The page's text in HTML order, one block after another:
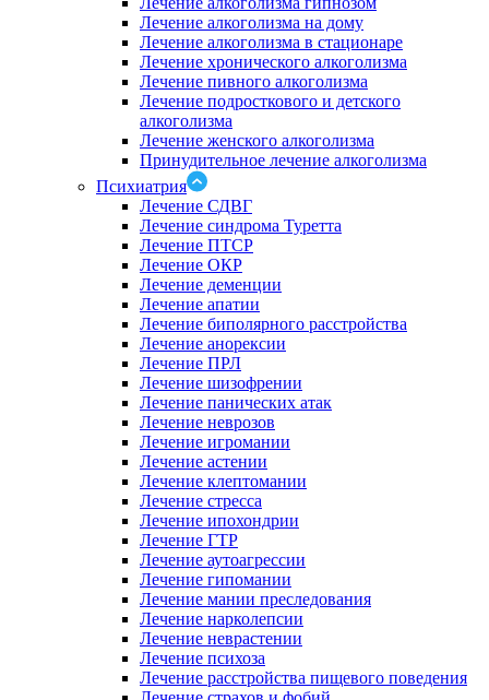
Лечение алкоголизма на дому
Лечение алкоголизма в стационаре
Лечение хронического алкоголизма
Лечение пивного алкоголизма
Лечение подросткового и детского
алкоголизма
Лечение женского алкоголизма
Принудительное лечение алкоголизма
Психиатрия
Лечение СДВГ
Лечение синдрома Туретта
Лечение ПТСР
Лечение ОКР
Лечение деменции
Лечение апатии
Лечение биполярного расстройства
Лечение анорексии
Лечение ПРЛ
Лечение шизофрении
Лечение панических атак
Лечение неврозов
Лечение игромании
Лечение астении
Лечение клептомании
Лечение стресса
Лечение ипохондрии
Лечение ГТР
Лечение аутоагрессии
Лечение гипомании
Лечение мании преследования
Лечение нарколепсии
Лечение неврастении
Лечение психоза
Лечение расстройства пищевого поведения